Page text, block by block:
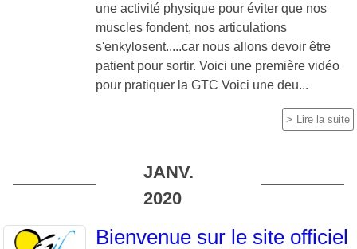
une activité physique pour éviter que nos
muscles fondent, nos articulations
s'enkylosent.....car nous allons devoir être
patient pour sortir. Voici une première vidéo
pour pratiquer la GTC Voici une deu...
Lire la suite
JANV.
2020
Bienvenue sur le site officiel